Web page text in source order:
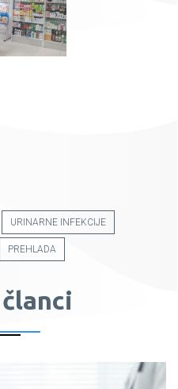
URINARNE INFEKCIJE
PREHLADA